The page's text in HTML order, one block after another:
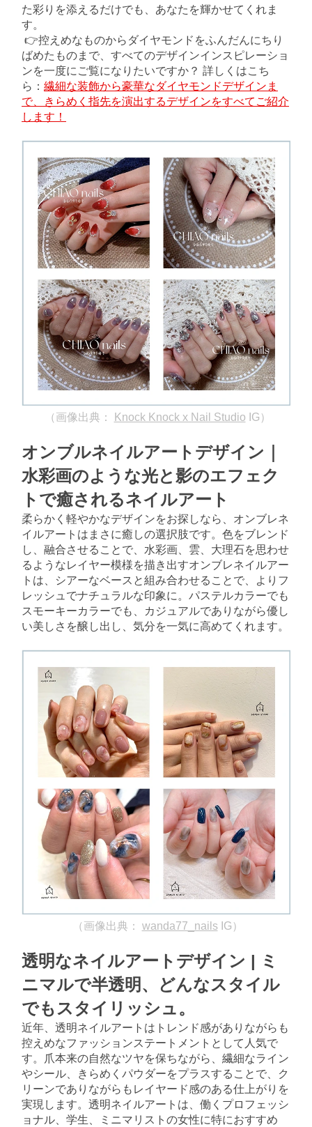
た彩りを添えるだけでも、あなたを輝かせてくれま
す。
👉﻿﻿﻿﻿﻿﻿﻿﻿﻿﻿﻿﻿控えめなものからダイヤモンドをふんだんにちり
ばめたものまで、すべてのデザインインスピレーショ
ンを一度にご覧になりたいですか？ 詳しくはこち
ら： 繊細な装飾から豪華なダイヤモンドデザインま
で、きらめく指先を演出するデザインをすべてご紹介
します！
（画像出典： Knock Knock x Nail Studio IG）
オンブルネイルアートデザイン｜
水彩画のような光と影のエフェク
トで癒されるネイルアート
柔らかく軽やかなデザインをお探しなら、オンブレネ
イルアートはまさに癒しの選択肢です。色をブレンド
し、融合させることで、水彩画、雲、大理石を思わせ
るようなレイヤー模様を描き出すオンブレネイルアー
トは、シアーなベースと組み合わせることで、よりフ
レッシュでナチュラルな印象に。パステルカラーでも
スモーキーカラーでも、カジュアルでありながら優し
い美しさを醸し出し、気分を一気に高めてくれます。
（画像出典： wanda77_nails IG）
透明なネイルアートデザイン | ミ
ニマルで半透明、どんなスタイル
でもスタイリッシュ。
近年、透明ネイルアートはトレンド感がありながらも
控えめなファッションステートメントとして人気で
す。爪本来の自然なツヤを保ちながら、繊細なライン
やシール、きらめくパウダーをプラスすることで、ク
リーンでありながらもレイヤード感のある仕上がりを
実現します。透明ネイルアートは、働くプロフェッシ
ョナル、学生、ミニマリストの女性に特におすすめ